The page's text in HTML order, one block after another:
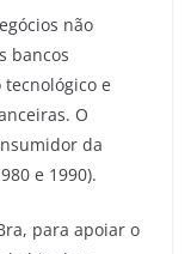
não
bancos
e
O
da
e 1990).
para apoiar o